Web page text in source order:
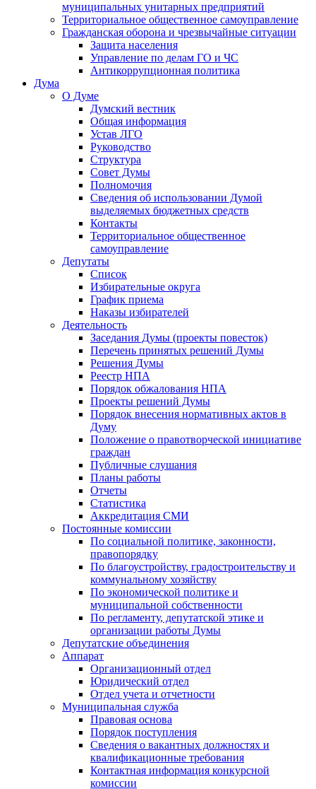
муниципальных унитарных предприятий
Территориальное общественное самоуправление
Гражданская оборона и чрезвычайные ситуации
Защита населения
Управление по делам ГО и ЧС
Антикоррупционная политика
Дума
О Думе
Думский вестник
Общая информация
Устав ЛГО
Руководство
Структура
Совет Думы
Полномочия
Сведения об использовании Думой
выделяемых бюджетных средств
Контакты
Территориальное общественное
самоуправление
Депутаты
Список
Избирательные округа
График приема
Наказы избирателей
Деятельность
Заседания Думы (проекты повесток)
Перечень принятых решений Думы
Решения Думы
Реестр НПА
Порядок обжалования НПА
Проекты решений Думы
Порядок внесения нормативных актов в
Думу
Положение о правотворческой инициативе
граждан
Публичные слушания
Планы работы
Отчеты
Статистика
Аккредитация СМИ
Постоянные комиссии
По социальной политике, законности,
правопорядку
По благоустройству, градостроительству и
коммунальному хозяйству
По экономической политике и
муниципальной собственности
По регламенту, депутатской этике и
организации работы Думы
Депутатские объединения
Аппарат
Организационный отдел
Юридический отдел
Отдел учета и отчетности
Муниципальная служба
Правовая основа
Порядок поступления
Сведения о вакантных должностях и
квалификационные требования
Контактная информация конкурсной
комиссии